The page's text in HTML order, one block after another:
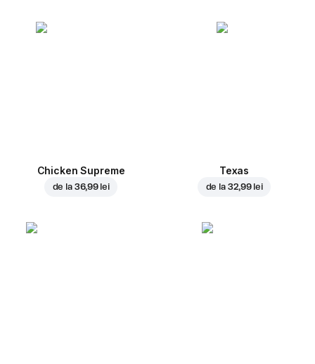
Chicken Supreme
de la 36,99 lei
Texas
de la 32,99 lei